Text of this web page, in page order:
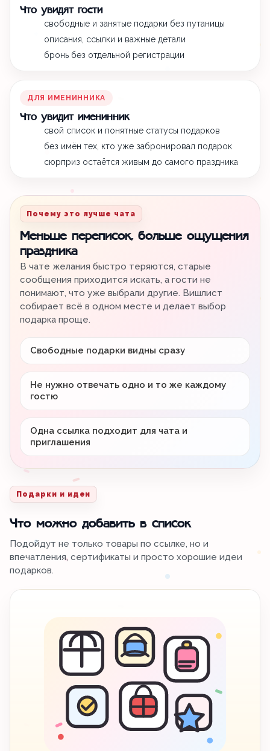
Что увидят гости
свободные и занятые подарки без путаницы
описания, ссылки и важные детали
бронь без отдельной регистрации
ДЛЯ ИМЕНИННИКА
Что увидит именинник
свой список и понятные статусы подарков
без имён тех, кто уже забронировал подарок
сюрприз остаётся живым до самого праздника
Почему это лучше чата
Меньше переписок, больше ощущения
праздника
В чате желания быстро теряются, старые
сообщения приходится искать, а гости не
понимают, что уже выбрали другие. Вишлист
собирает всё в одном месте и делает выбор
подарка проще.
Свободные подарки видны сразу
Не нужно отвечать одно и то же каждому
гостю
Одна ссылка подходит для чата и
приглашения
Подарки и идеи
Что можно добавить в список
Подойдут не только товары по ссылке, но и
впечатления, сертификаты и просто хорошие идеи
подарков.